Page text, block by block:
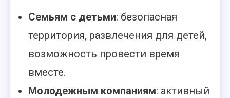
Семьям с детьми: безопасная
территория, развлечения для детей,
возможность провести время
вместе.
Молодежным компаниям: активный